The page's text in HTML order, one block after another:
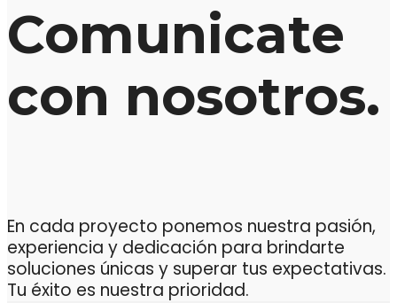
Comunicate
con nosotros.
En cada proyecto ponemos nuestra pasión,
experiencia y dedicación para brindarte
soluciones únicas y superar tus expectativas.
Tu éxito es nuestra prioridad.